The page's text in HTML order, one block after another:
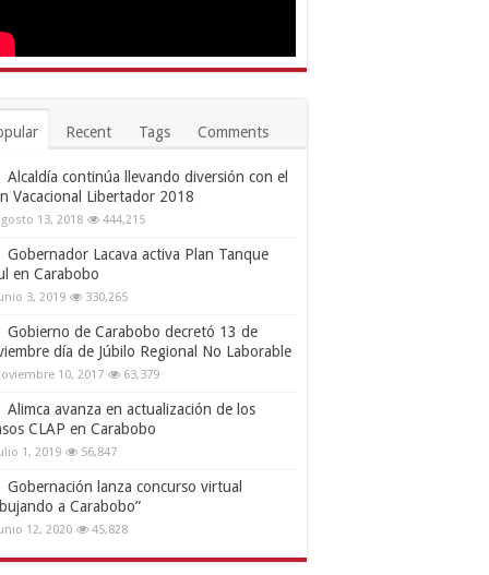
Recent Tags Comments
Alcaldía continúa llevando diversión con el
Vacacional Libertador 2018
13, 2018 444,215
Gobernador Lacava activa Plan Tanque
en Carabobo
3, 2019 330,265
Gobierno de Carabobo decretó 13 de
día de Júbilo Regional No Laborable
10, 2017 63,379
Alimca avanza en actualización de los
CLAP en Carabobo
1, 2019 56,847
Gobernación lanza concurso virtual
a Carabobo”
12, 2020 45,828